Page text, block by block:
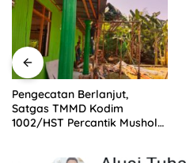
Kemanunggalan TNI dan
Rakyat, Babinsa Bersama
Warga Bersihkan Parit